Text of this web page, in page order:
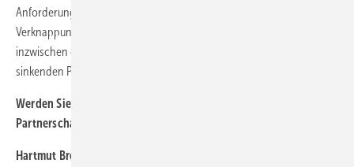
Anforderungen weniger interessant sein. Angesichts der
Verknappung von Flächen stellen größere Windparkvorhaben
inzwischen eine Seltenheit dar, so dass die meisten Projekte von
sinkenden Preisen betroffen sind.
Werden Sie von Bürgergruppen wegen möglicher
Partnerschaften angesprochen?
Hartmut Brösamle: